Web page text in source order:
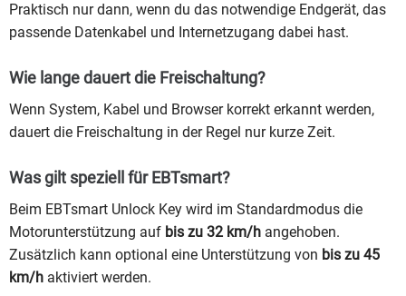
Praktisch nur dann, wenn du das notwendige Endgerät, das
passende Datenkabel und Internetzugang dabei hast.
Wie lange dauert die Freischaltung?
Wenn System, Kabel und Browser korrekt erkannt werden,
dauert die Freischaltung in der Regel nur kurze Zeit.
Was gilt speziell für EBTsmart?
Beim EBTsmart Unlock Key wird im Standardmodus die
Motorunterstützung auf bis zu 32 km/h angehoben.
Zusätzlich kann optional eine Unterstützung von bis zu 45
km/h aktiviert werden.